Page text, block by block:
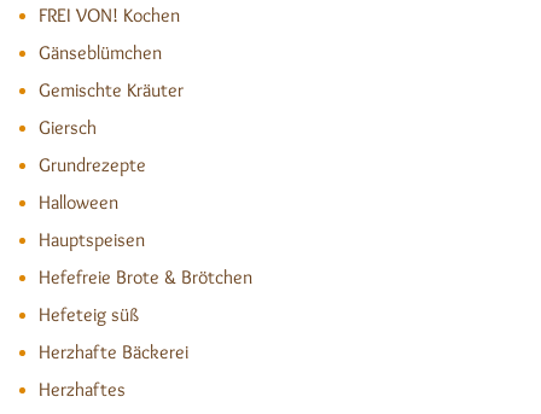
FREI VON! Kochen
Gänseblümchen
Gemischte Kräuter
Giersch
Grundrezepte
Halloween
Hauptspeisen
Hefefreie Brote & Brötchen
Hefeteig süß
Herzhafte Bäckerei
Herzhaftes